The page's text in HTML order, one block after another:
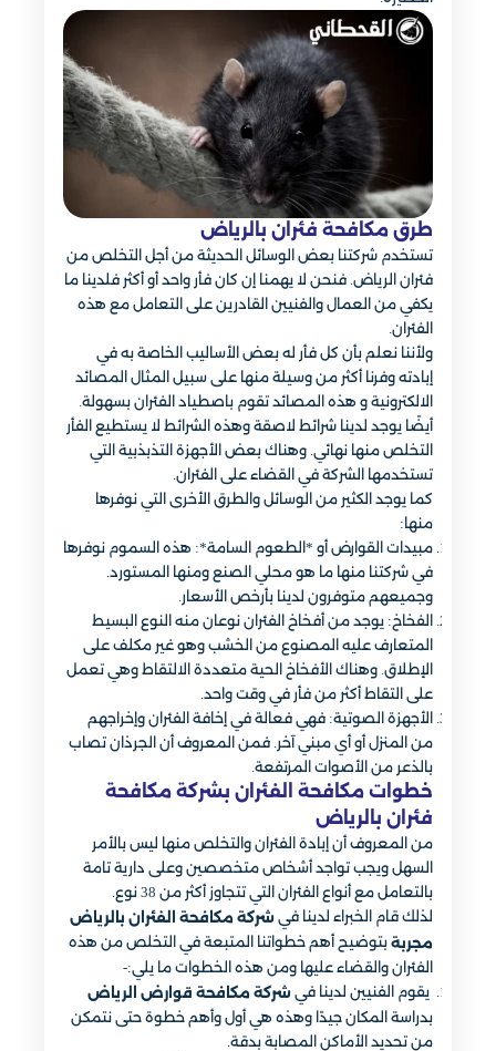
طرق مكافحة فئران بالرياض
تستخدم شركتنا بعض الوسائل الحديثة من أجل التخلص من
فئران الرياض. فنحن لا يهمنا إن كان فأر واحد أو أكثر فلدينا ما
يكفي من العمال والفنيين القادرين على التعامل مع هذه
الفئران.
ولأننا نعلم بأن كل فأر له بعض الأساليب الخاصة به في
إبادته وفرنا أكثر من وسيلة منها على سبيل المثال المصائد
الالكترونية و هذه المصائد تقوم باصطياد الفئران بسهولة.
أيضًا يوجد لدينا شرائط لاصقة وهذه الشرائط لا يستطيع الفأر
التخلص منها نهائي. وهناك بعض الأجهزة التذبذبية التي
تستخدمها الشركة في القضاء على الفئران.
كما يوجد الكثير من الوسائل والطرق الأخرى التي نوفرها
منها:
مبيدات القوارض أو *الطعوم السامة*: هذه السموم نوفرها
في شركتنا منها ما هو محلي الصنع ومنها المستورد.
وجميعهم متوفرون لدينا بأرخص الأسعار.
الفخاخ: يوجد من أفخاخ الفئران نوعان منه النوع البسيط
المتعارف عليه المصنوع من الخشب وهو غير مكلف على
الإطلاق. وهناك الأفخاخ الحية متعددة الالتقاط وهي تعمل
على التقاط أكثر من فأر في وقت واحد.
الأجهزة الصوتية: فهي فعالة في إخافة الفئران وإخراجهم
من المنزل أو أي مبني آخر. فمن المعروف أن الجرذان تصاب
بالذعر من الأصوات المرتفعة.
خطوات مكافحة الفئران بشركة مكافحة
فئران بالرياض
من المعروف أن إبادة الفئران والتخلص منها ليس بالأمر
السهل ويجب تواجد أشخاص متخصصين وعلى دارية تامة
بالتعامل مع أنواع الفئران التي تتجاوز أكثر من 38 نوع.
لذلك قام الخبراء لدينا في شركة مكافحة الفئران بالرياض
مجربة بتوضيح أهم خطواتنا المتبعة في التخلص من هذه
الفئران والقضاء عليها ومن هذه الخطوات ما يلي:-
يقوم الفنيين لدينا في شركة مكافحة قوارض الرياض
بدراسة المكان جيدًا وهذه هي أول وأهم خطوة حتى نتمكن
من تحديد الأماكن المصابة بدقة.